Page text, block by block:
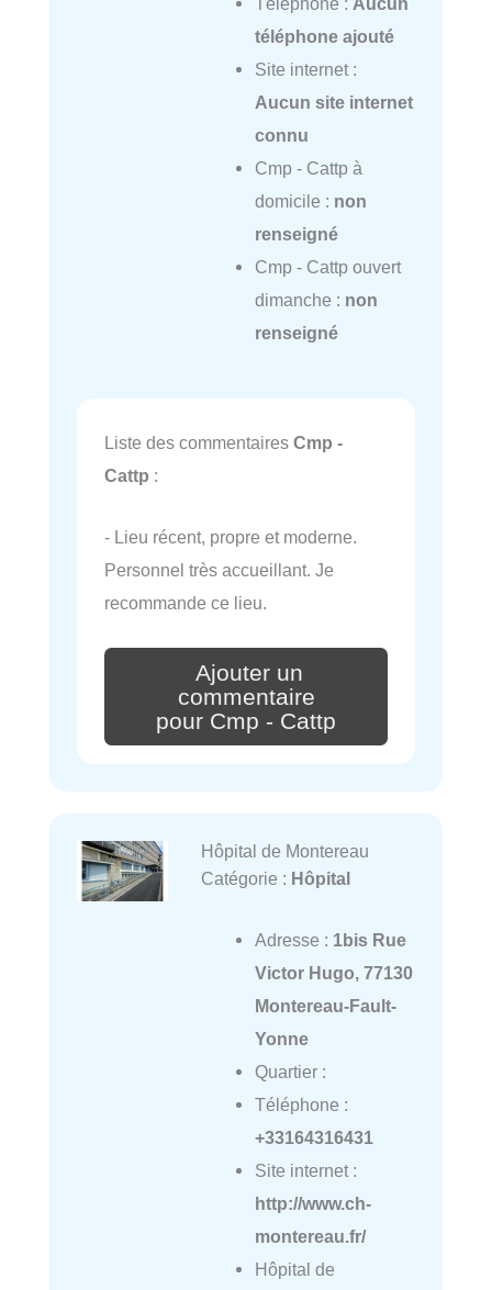
téléphone ajouté
Site internet :
Aucun site internet
connu
Cmp - Cattp à
domicile : non
renseigné
Cmp - Cattp ouvert
dimanche : non
renseigné
Liste des commentaires Cmp -
Cattp :
- Lieu récent, propre et moderne.
Personnel très accueillant. Je
recommande ce lieu.
Ajouter un
commentaire
pour Cmp - Cattp
Hôpital de Montereau
Catégorie : Hôpital
Adresse : 1bis Rue
Victor Hugo, 77130
Montereau-Fault-
Yonne
Quartier :
Téléphone :
+33164316431
Site internet :
http://www.ch-
montereau.fr/
Hôpital de